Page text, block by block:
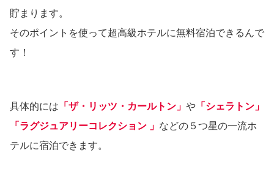
貯まります。
そのポイントを使って超高級ホテルに無料宿泊できるんで
す！
具体的には 「ザ・リッツ・カールトン」 や 「シェラトン」
「ラグジュアリーコレクション 」 などの５つ星の一流ホ
テルに宿泊できます。